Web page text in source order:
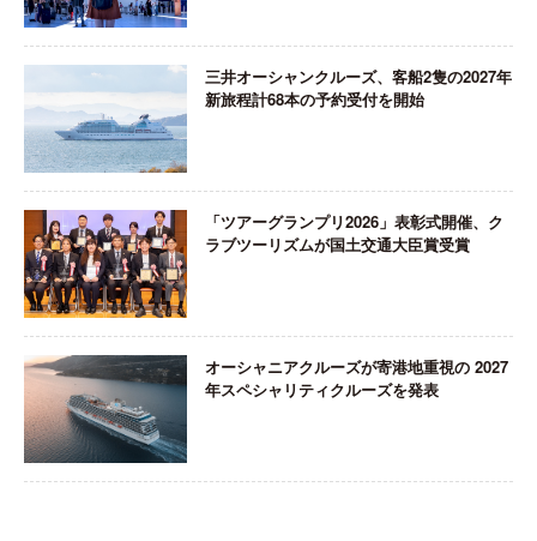
三井オーシャンクルーズ、客船2隻の2027年
新旅程計68本の予約受付を開始
「ツアーグランプリ2026」表彰式開催、ク
ラブツーリズムが国土交通大臣賞受賞
オーシャニアクルーズが寄港地重視の 2027
年スペシャリティクルーズを発表